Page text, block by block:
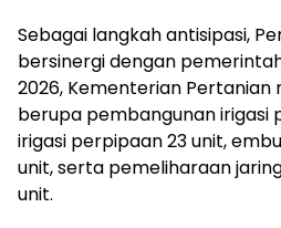
Sebagai langkah antisipasi,
bersinergi dengan
2026, Kementerian
berupa pembangunan irigasi
irigasi perpipaan 23 unit,
unit, serta pemeliharaan
unit.